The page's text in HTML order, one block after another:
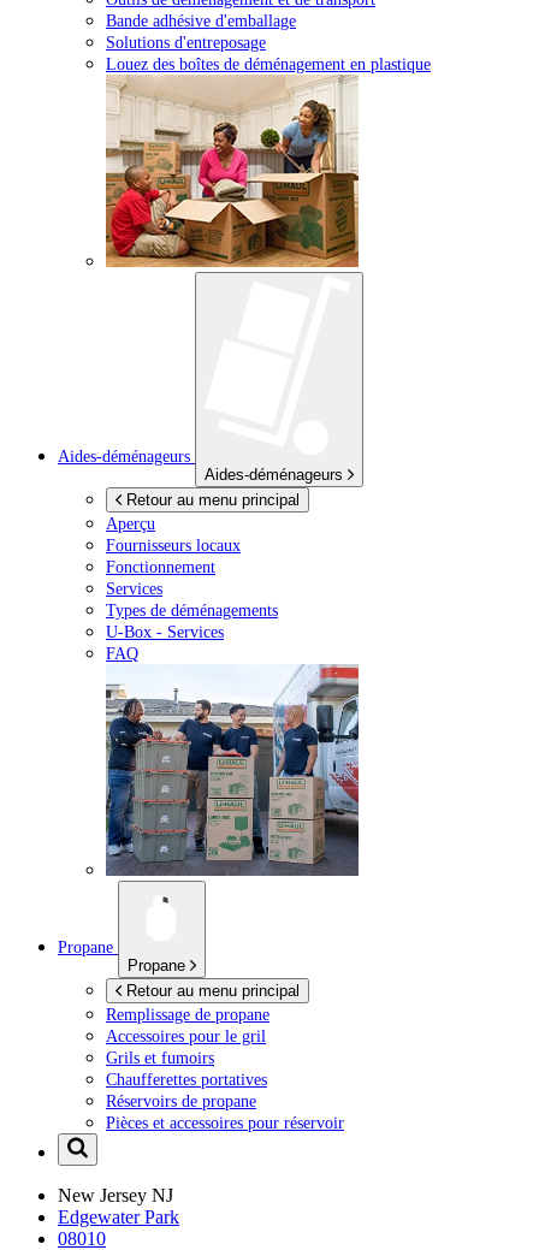
Bande adhésive d'emballage
Solutions d'entreposage
Louez des boîtes de déménagement en plastique
Aides-déménageurs
Aides-déménageurs
Retour au menu principal
Aperçu
Fournisseurs locaux
Fonctionnement
Services
Types de déménagements
U-Box - Services
FAQ
Propane
Propane
Retour au menu principal
Remplissage de propane
Accessoires pour le gril
Grils et fumoirs
Chaufferettes portatives
Réservoirs de propane
Pièces et accessoires pour réservoir
New Jersey NJ
Edgewater Park
08010